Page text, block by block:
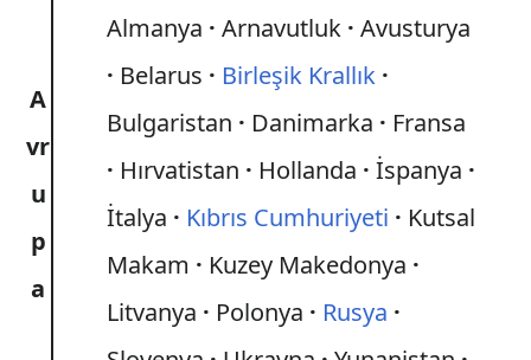
A
vr
u
p
a
Almanya Arnavutluk Avusturya
Belarus
Birleşik Krallık
Bulgaristan
Danimarka
Fransa
Hırvatistan
Hollanda
İspanya
İtalya
Kıbrıs Cumhuriyeti
Kutsal
Makam
Kuzey Makedonya
Litvanya
Polonya
Rusya